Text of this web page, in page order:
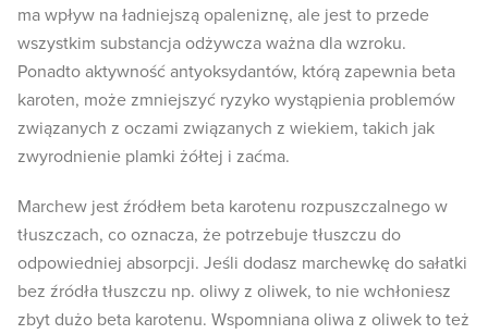
ma wpływ na ładniejszą opaleniznę, ale jest to przede
wszystkim substancja odżywcza ważna dla wzroku.
Ponadto aktywność antyoksydantów, którą zapewnia beta
karoten, może zmniejszyć ryzyko wystąpienia problemów
związanych z oczami związanych z wiekiem, takich jak
zwyrodnienie plamki żółtej i zaćma.
Marchew jest źródłem beta karotenu rozpuszczalnego w
tłuszczach, co oznacza, że potrzebuje tłuszczu do
odpowiedniej absorpcji. Jeśli dodasz marchewkę do sałatki
bez źródła tłuszczu np. oliwy z oliwek, to nie wchłoniesz
zbyt dużo beta karotenu. Wspomniana oliwa z oliwek to też